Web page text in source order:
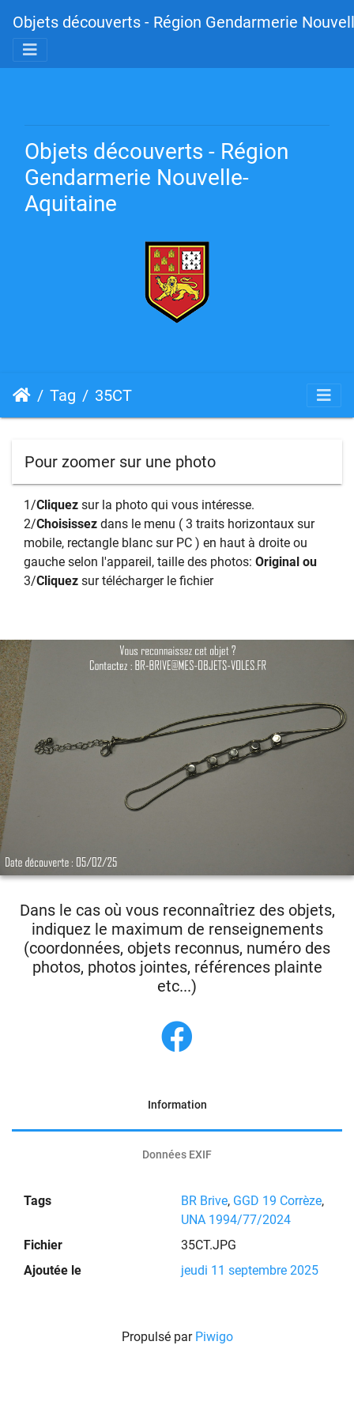
Objets découverts - Région Gendarmerie
Objets découverts - Région
Gendarmerie Nouvelle-
Aquitaine
Tag 35CT
Pour zoomer sur une photo
1/Cliquez sur la photo qui vous intéresse.
2/Choisissez dans le menu ( 3 traits horizontaux sur
mobile, rectangle blanc sur PC ) en haut à droite ou
gauche selon l'appareil, taille des photos: Original ou
3/Cliquez sur télécharger le fichier
Dans le cas où vous reconnaîtriez des objets,
indiquez le maximum de renseignements
(coordonnées, objets reconnus, numéro des
photos, photos jointes, références plainte
etc...)
Information
Données EXIF
Tags BR Brive, GGD 19 Corrèze,
UNA 1994/77/2024
Fichier
35CT.JPG
Ajoutée le
jeudi 11 septembre 2025
Propulsé par Piwigo